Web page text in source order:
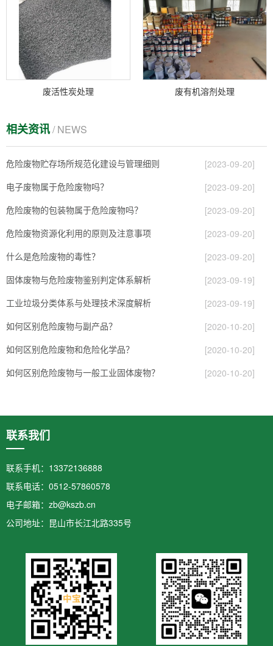
废活性炭处理 废有机溶剂处理
相关资讯/ NEWS
危险废物贮存场所规范化建设与管理细则
[2023-09-20]
电子废物属于危险废物吗？
[2023-09-20]
危险废物的包装物属于危险废物吗？
[2023-09-20]
危险废物资源化利用的原则及注意事项
[2023-09-20]
什么是危险废物的毒性？
[2023-09-20]
固体废物与危险废物鉴别判定体系解析
[2023-09-19]
工业垃圾分类体系与处理技术深度解析
[2023-09-19]
如何区别危险废物与副产品？
[2020-10-20]
如何区别危险废物和危险化学品？
[2020-10-20]
如何区别危险废物与一般工业固体废物？
[2020-10-20]
联系我们
联系手机：13372136888
联系电话：0512-57860578
电子邮箱：zb@kszb.cn
公司地址：昆山市长江北路335号